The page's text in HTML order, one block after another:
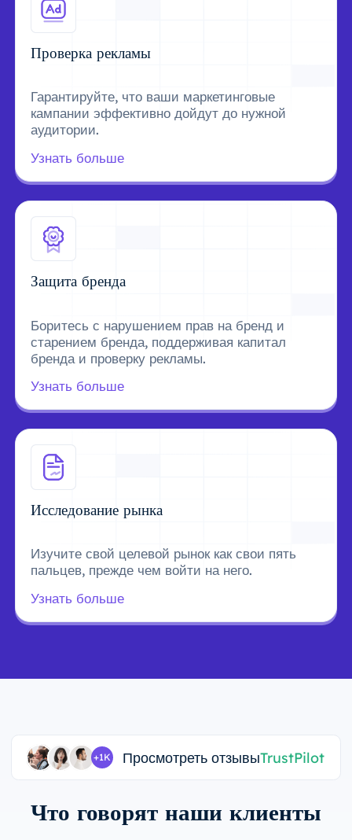
Проверка рекламы
Гарантируйте, что ваши маркетинговые
кампании эффективно дойдут до нужной
аудитории.
Узнать больше
Защита бренда
Боритесь с нарушением прав на бренд и
старением бренда, поддерживая капитал
бренда и проверку рекламы.
Узнать больше
Исследование рынка
Изучите свой целевой рынок как свои пять
пальцев, прежде чем войти на него.
Узнать больше
+1K Просмотреть отзывыTrustPilot
Что говорят наши клиенты